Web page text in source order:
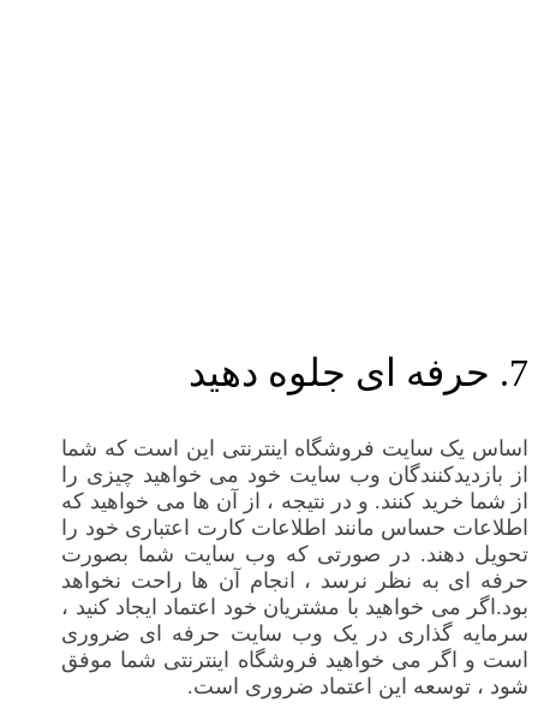
7. حرفه ای جلوه دهید
اساس یک سایت فروشگاه اینترنتی این است که شما
از بازدیدکنندگان وب سایت خود می خواهید چیزی را
از شما خرید کنند. و در نتیجه ، از آن ها می خواهید که
اطلاعات حساس مانند اطلاعات کارت اعتباری خود را
تحویل دهند. در صورتی که وب سایت شما بصورت
حرفه ای به نظر نرسد ، انجام آن ها راحت نخواهد
بود.اگر می خواهید با مشتریان خود اعتماد ایجاد کنید ،
سرمایه گذاری در یک وب سایت حرفه ای ضروری
است و اگر می خواهید فروشگاه اینترنتی شما موفق
شود ، توسعه این اعتماد ضروری است.